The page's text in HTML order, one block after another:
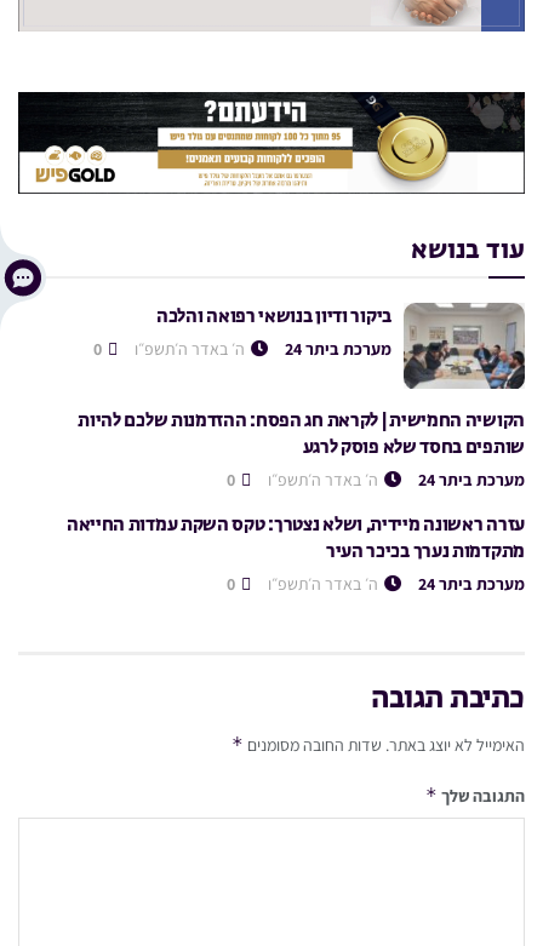
עוד בנושא
ביקור ודיון בנושאי רפואה והלכה
מערכת ביתר 24 ה׳ באדר ה׳תשפ״ו
הקושיה החמישית | לקראת חג הפסח: ההזדמנות שלכם להיות
שותפים בחסד שלא פוסק לרגע
מערכת ביתר 24 ה׳ באדר ה׳תשפ״ו
עזרה ראשונה מיידית, ושלא נצטרך: טקס השקת עמדות החייאה
מתקדמות נערך בכיכר העיר
מערכת ביתר 24 ה׳ באדר ה׳תשפ״ו
כתיבת תגובה
האימייל לא יוצג באתר. שדות החובה מסומנים *
התגובה שלך *